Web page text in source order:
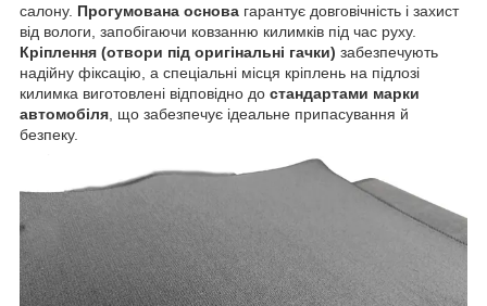
салону. Прогумована основа гарантує довговічність і захист
від вологи, запобігаючи ковзанню килимків під час руху.
Кріплення (отвори під оригінальні гачки) забезпечують
надійну фіксацію, а спеціальні місця кріплень на підлозі
килимка виготовлені відповідно до стандартами марки
автомобіля , що забезпечує ідеальне припасування й
безпеку.